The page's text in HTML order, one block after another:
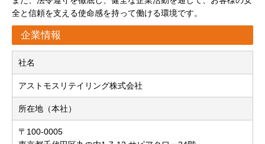
全と信頼を支える使命感を持って働ける環境です。
企業情報
社名
アストモスリテイリング株式会社
所在地（本社）
〒100-0005